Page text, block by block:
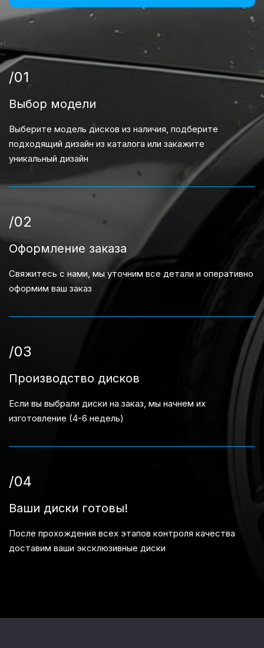
/01
Выбор модели
Выберите модель дисков из наличия, подберите
подходящий дизайн из каталога или закажите
уникальный дизайн
/02
Оформление заказа
Свяжитесь с нами, мы уточним все детали и оперативно
оформим ваш заказ
/03
Производство дисков
Если вы выбрали диски на заказ, мы начнем их
изготовление (4-6 недель)
/04
Ваши диски готовы!
После прохождения всех этапов контроля качества
доставим ваши эксклюзивные диски